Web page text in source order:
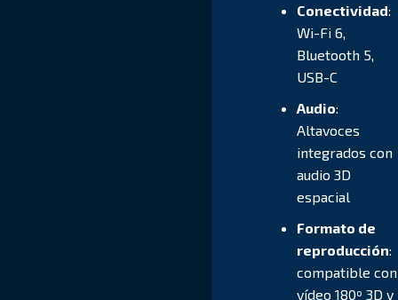
Conectividad:
Wi-Fi 6,
Bluetooth 5,
USB-C
Audio:
Altavoces
integrados con
audio 3D
espacial
Formato de
reproducción:
compatible con
vídeo 180º 3D y